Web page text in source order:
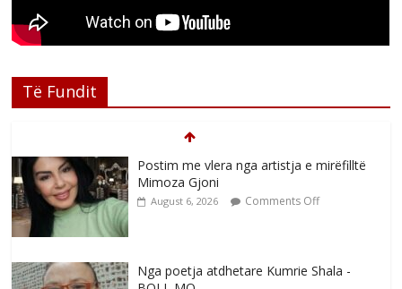
Të Fundit
Postim me vlera nga artistja e mirëfilltë
Mimoza Gjoni
August 6, 2026 Comments Off
Nga poetja atdhetare Kumrie Shala -